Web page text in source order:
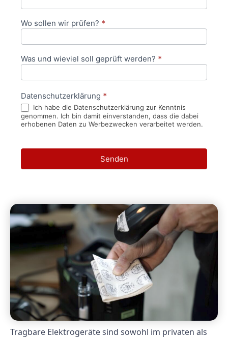
Wo sollen wir prüfen? *
Was und wieviel soll geprüft werden? *
Datenschutzerklärung *
Ich habe die Datenschutzerklärung zur Kenntnis
genommen. Ich bin damit einverstanden, dass die dabei
erhobenen Daten zu Werbezwecken verarbeitet werden.
Senden
Tragbare Elektrogeräte sind sowohl im privaten als